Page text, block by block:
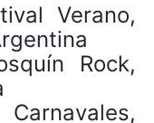
Verano,
Rock,